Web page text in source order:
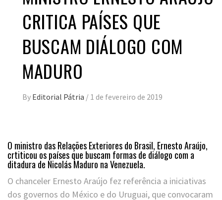
CRITICA PAÍSES QUE
BUSCAM DIÁLOGO COM
MADURO
By Editorial Pátria / 1 de fevereiro de 2019
O ministro das Relações Exteriores do Brasil, Ernesto Araújo,
crtiticou os países que buscam formas de diálogo com a
ditadura de Nicolás Maduro na Venezuela.
O chanceler Ernesto Araújo fez referência a iniciativas
dos governos do México e do Uruguai, que convocaram